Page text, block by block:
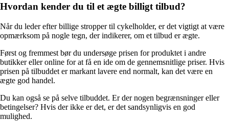
Hvordan kender du til et ægte billigt tilbud?
Når du leder efter billige stropper til cykelholder, er det vigtigt at være
opmærksom på nogle tegn, der indikerer, om et tilbud er ægte.
Først og fremmest bør du undersøge prisen for produktet i andre
butikker eller online for at få en ide om de gennemsnitlige priser. Hvis
prisen på tilbuddet er markant lavere end normalt, kan det være en
ægte god handel.
Du kan også se på selve tilbuddet. Er der nogen begrænsninger eller
betingelser? Hvis der ikke er det, er det sandsynligvis en god
mulighed.